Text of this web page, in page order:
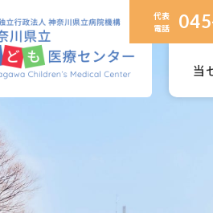
代表
電話
当